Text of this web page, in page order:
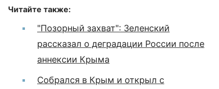
Читайте также:
"Позорный захват": Зеленский
рассказал о деградации России после
аннексии Крыма
Собрался в Крым и открыл с